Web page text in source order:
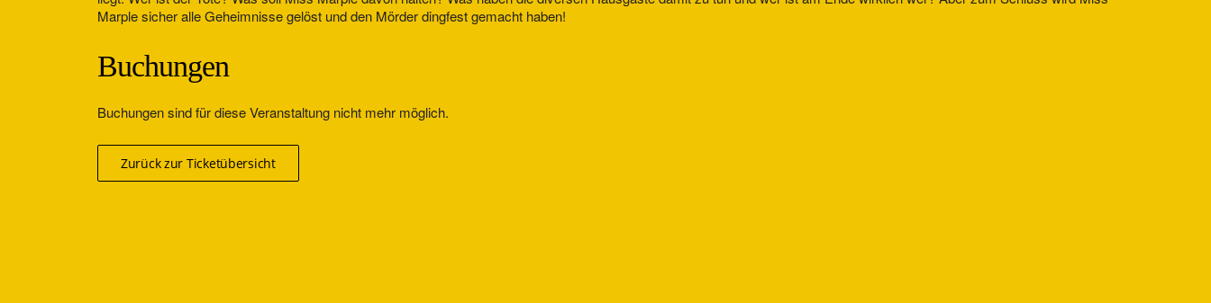
Marple sicher alle Geheimnisse gelöst und den Mörder dingfest gemacht haben!
Buchungen
Buchungen sind für diese Veranstaltung nicht mehr möglich.
Zurück zur Ticketübersicht